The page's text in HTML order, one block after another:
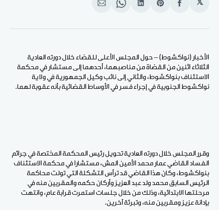
𝕏
انشر
الفيسبوك
Share
Pinterest
انشر
لينكد
Share
WhatsApp
انشر
الإيميل
الأخبار (نواكشوط) – حول المجلس الأعلى للقضاء خلال دورته العادية
الثلاثاء اثنين من القضاة من مناصبهما، أحدهما إلى مستشار في محكمة
الاستئناف بنواكشوط، والثاني إلى نائب وكيل الجمهورية في ولاية
نواكشوط الجنوبية في إجراء فسر في الأوساط القضائية بأنه عقوبة لهما.
وقرر المجلس خلال دورته العادية تحويل رئيس المحكمة المختصة في جرائم
الفساد القاضي عمار محمد الأمين المش، مستشارا في محكمة الاستئناف
بنواكشوط، وكان هذا القاضي قد ترأس التشكلة التي تولت محاكمة
الرئيس السابق محمد ولد عبد العزيز وأركان حكمه والمقربين منه في
مرحلتها الابتدائية، وذلك من خلال جلسات استمرت قرابة عام، وانتهت
بإدانة عزيز ومقربين منه، وتبرئة آخرين.